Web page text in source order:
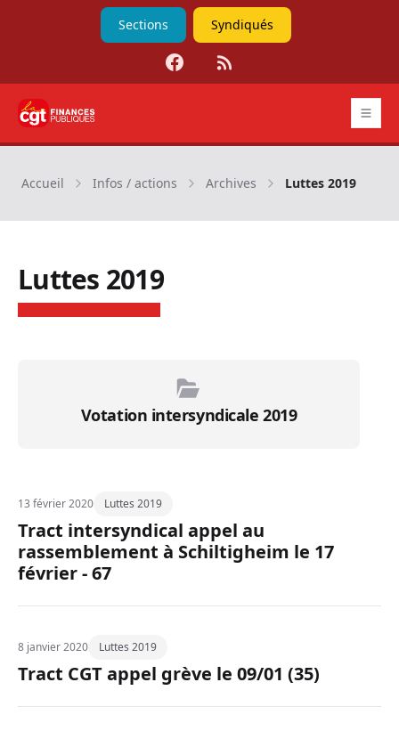
Sections Syndiqués
Facebook
RSS
CGT Finances publiques
Accueil Infos / actions Archives Luttes 2019
Luttes 2019
Votation intersyndicale 2019
13 février 2020 Luttes 2019
Tract intersyndical appel au
rassemblement à Schiltigheim le 17
février - 67
8 janvier 2020 Luttes 2019
Tract CGT appel grève le 09/01 (35)